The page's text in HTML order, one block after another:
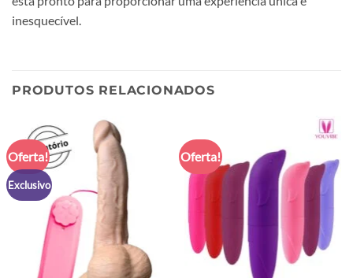
inesquecível.
PRODUTOS RELACIONADOS
Oferta!
Exclusivo
Oferta!